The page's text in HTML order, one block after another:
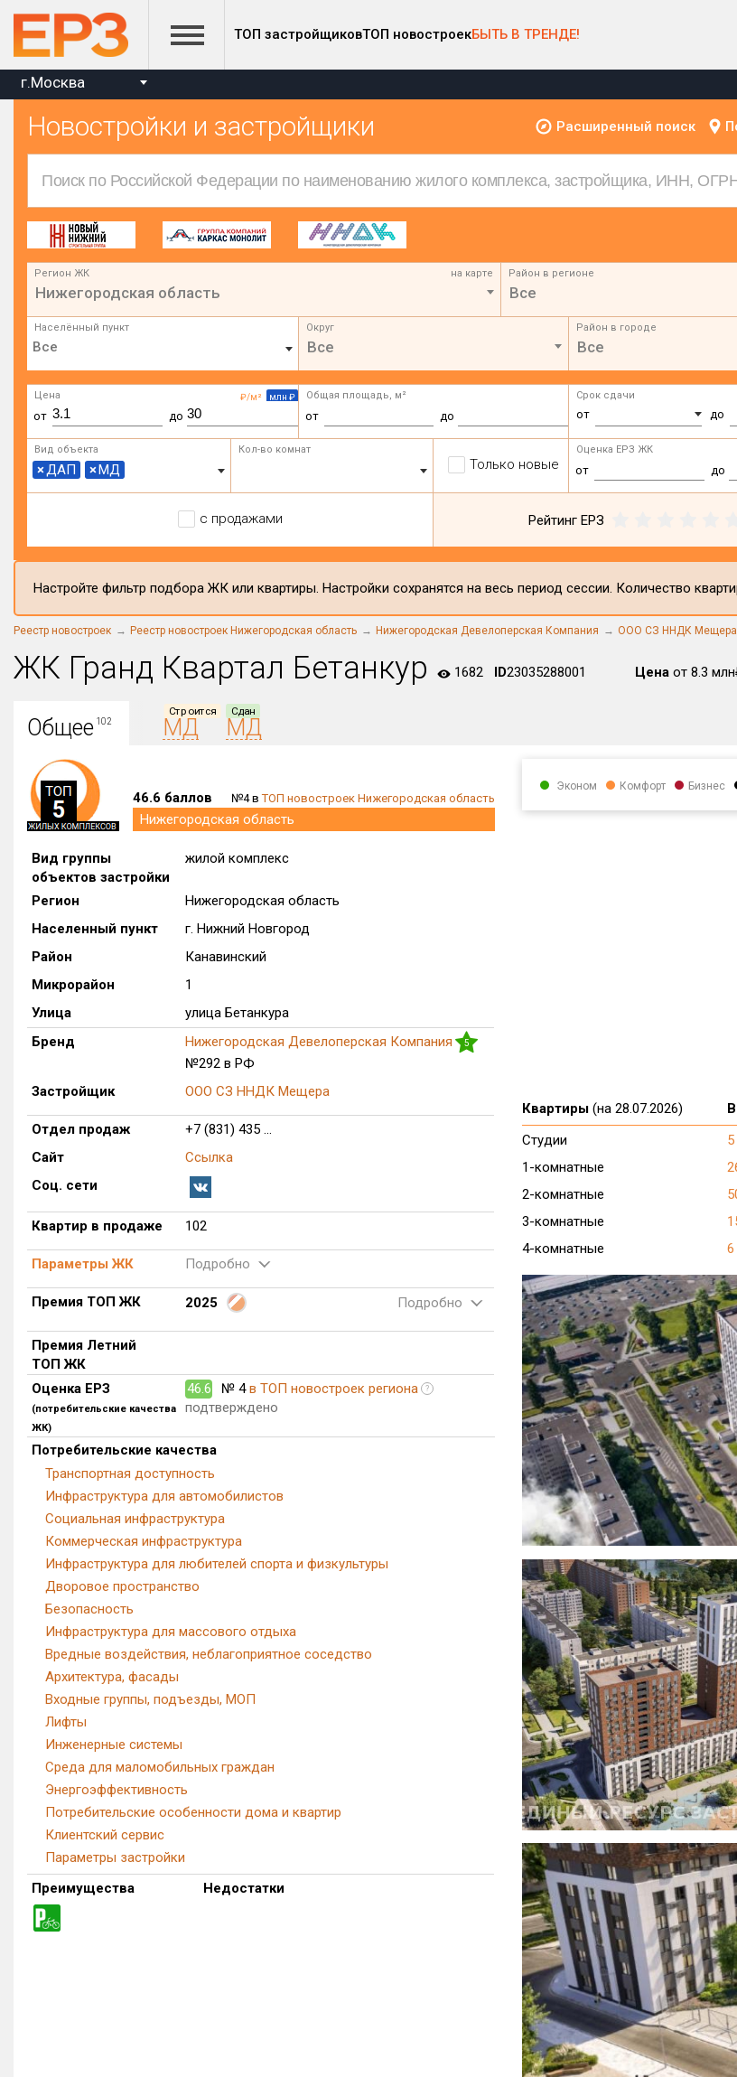
ТОП застройщиковТОП новостроекБЫТЬ В ТРЕНДЕ!
г.Москва
Новостройки и застройщики Расширенный поиск
Регион ЖК на карте
Нижегородская область
Район в регионе
Все
Населённый пункт Округ
Все
Район в городе
Все
₽/м² млн ₽
Цена
от до
Общая площадь, м²
от до
Срок сдачи
от до
Вид объекта
×ДАП ×МД
Кол-во комнат
Только новые
Оценка ЕРЗ ЖК
от до
с продажами Рейтинг ЕРЗ
Настройте фильтр подбора ЖК или квартиры. Настройки сохранятся на весь период сессии. Количество
Реестр новостроек Реестр новостроек Нижегородская область Нижегородская Девелоперская Компания ООО СЗ ННДК Мещера
ЖК Гранд Квартал Бетанкур 1682 ID23035288001 Цена от 8.3
Общее102
Строится
МД
Сдан
МД
46.6 баллов №4 вТОП новостроек Нижегородская область
Нижегородская область
Вид группы
объектов застройки
жилой комплекс
Регион
Нижегородская область
Населенный пункт
г. Нижний Новгород
Район
Канавинский
Микрорайон
1
Улица
улица Бетанкура
Бренд
Нижегородская Девелоперская Компания 5
№292 в РФ
Застройщик
ООО СЗ ННДК Мещера
Отдел продаж
+7 (831) 435 ...
Сайт
Ссылка
Соц. сети
Квартир в продаже 102
Параметры ЖК Подробно
Премия ТОП ЖК 2025 Подробно
Премия Летний
ТОП ЖК
Оценка ЕРЗ
(потребительские качества
ЖК)
46.6 № 4 в ТОП новостроек региона ?
подтверждено
Потребительские качества
Транспортная доступность
Инфраструктура для автомобилистов
Социальная инфраструктура
Коммерческая инфраструктура
Инфраструктура для любителей спорта и физкультуры
Дворовое пространство
Безопасность
Инфраструктура для массового отдыха
Вредные воздействия, неблагоприятное соседство
Архитектура, фасады
Входные группы, подъезды, МОП
Лифты
Инженерные системы
Среда для маломобильных граждан
Энергоэффективность
Потребительские особенности дома и квартир
Клиентский сервис
Параметры застройки
Преимущества
Недостатки
Эконом Комфорт Бизнес
Квартиры (на 28.07.2026)
Студии
1-комнатные
2-комнатные
3-комнатные
4-комнатные
6